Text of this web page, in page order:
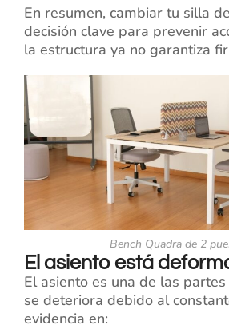
En resumen, cambiar tu silla
decisión clave para prevenir
la estructura ya no garantiza
Bench Quadra de 2
El asiento está
El asiento es una de las
se deteriora debido al
evidencia en: